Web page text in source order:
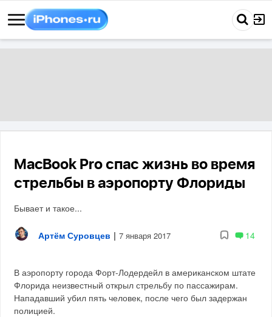
MacBook Pro спас жизнь во время
стрельбы в аэропорту Флориды
Бывает и такое...
Артём Суровцев | 7 января 2017 14
В аэропорту города Форт-Лодердейл в американском штате
Флорида неизвестный открыл стрельбу по пассажирам.
Нападавший убил пять человек, после чего был задержан
полицией.